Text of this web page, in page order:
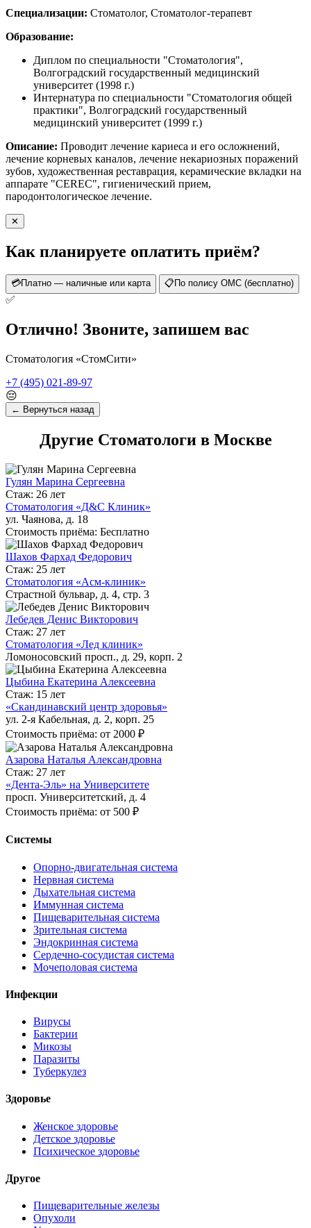
Специализации: Стоматолог, Стоматолог-терапевт
Образование:
Диплом по специальности "Стоматология",
Волгоградский государственный медицинский
университет (1998 г.)
Интернатура по специальности "Стоматология общей
практики", Волгоградский государственный
медицинский университет (1999 г.)
Описание: Проводит лечение кариеса и его осложнений,
лечение корневых каналов, лечение некариозных поражений
зубов, художественная реставрация, керамические вкладки на
аппарате "CEREC", гигиенический прием,
пародонтологическое лечение.
✕
Как планируете оплатить приём?
💳Платно — наличные или карта 📋 По полису ОМС (бесплатно)
✅
Отлично! Звоните, запишем вас
Стоматология «СтомСити»
+7 (495) 021-89-97
😔
← Вернуться назад
Другие Стоматологи в Москве
Гулян Марина Сергеевна
Стаж: 26 лет
Стоматология «Д&С Клиник»
ул. Чаянова, д. 18
Стоимость приёма: Бесплатно
Шахов Фархад Федорович
Стаж: 25 лет
Стоматология «Асм-клиник»
Страстной бульвар, д. 4, стр. 3
Лебедев Денис Викторович
Стаж: 27 лет
Стоматология «Лед клиник»
Ломоносовский просп., д. 29, корп. 2
Цыбина Екатерина Алексеевна
Стаж: 15 лет
«Скандинавский центр здоровья»
ул. 2-я Кабельная, д. 2, корп. 25
Стоимость приёма: от 2000 ₽
Азарова Наталья Александровна
Стаж: 27 лет
«Дента-Эль» на Университете
просп. Университетский, д. 4
Стоимость приёма: от 500 ₽
Системы
Опорно-двигательная система
Нервная система
Дыхательная система
Иммунная система
Пищеварительная система
Зрительная система
Эндокринная система
Сердечно-сосудистая система
Мочеполовая система
Инфекции
Вирусы
Бактерии
Микозы
Паразиты
Туберкулез
Здоровье
Женское здоровье
Детское здоровье
Психическое здоровье
Другое
Пищеварительные железы
Опухоли